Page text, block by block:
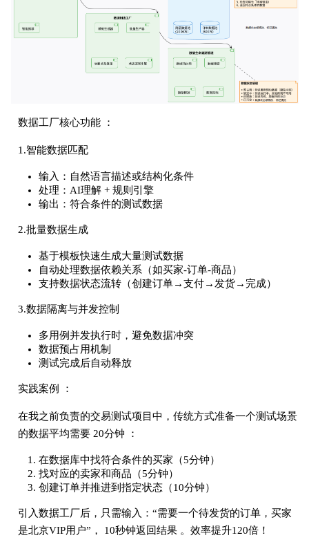
数据工厂核心功能 ：
1.智能数据匹配
输入：自然语言描述或结构化条件
处理：AI理解 + 规则引擎
输出：符合条件的测试数据
2.批量数据生成
基于模板快速生成大量测试数据
自动处理数据依赖关系（如买家-订单-商品）
支持数据状态流转（创建订单→支付→发货→完成）
3.数据隔离与并发控制
多用例并发执行时，避免数据冲突
数据预占用机制
测试完成后自动释放
实践案例 ：
在我之前负责的交易测试项目中，传统方式准备一个测试场景
的数据平均需要 20分钟 ：
在数据库中找符合条件的买家（5分钟）
找对应的卖家和商品（5分钟）
创建订单并推进到指定状态（10分钟）
引入数据工厂后，只需输入：“需要一个待发货的订单，买家
是北京VIP用户”， 10秒钟返回结果 。效率提升120倍！